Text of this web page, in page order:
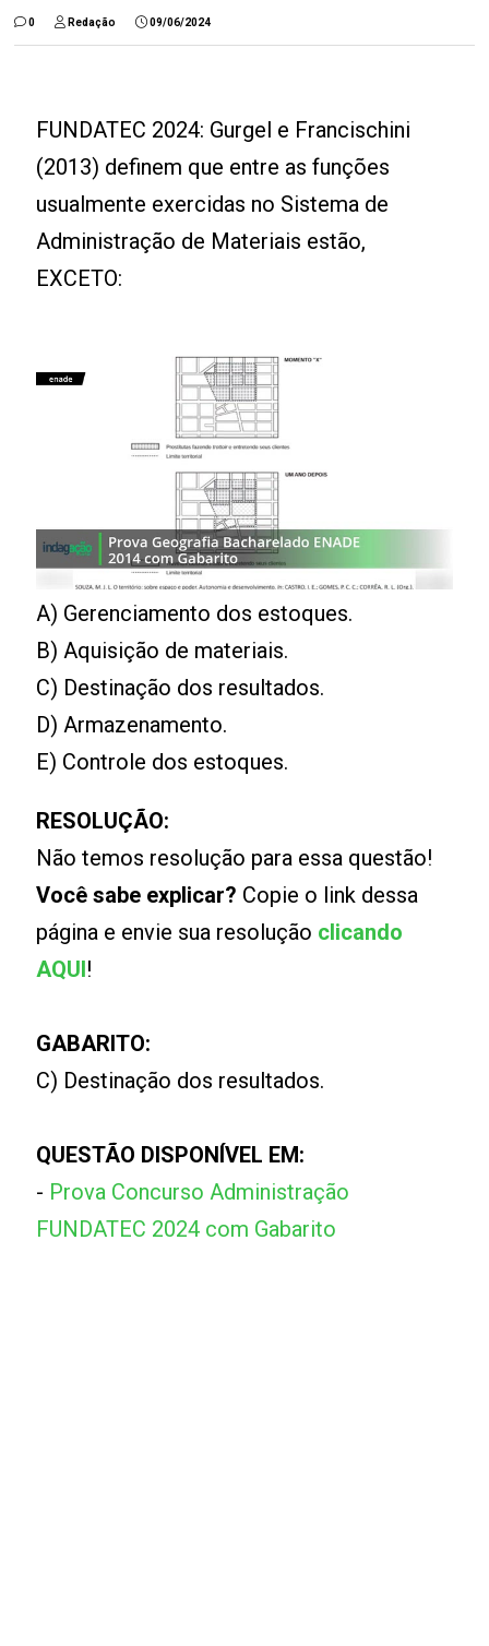
0 Redação 09/06/2024
FUNDATEC 2024: Gurgel e Francischini
(2013) definem que entre as funções
usualmente exercidas no Sistema de
Administração de Materiais estão,
EXCETO:
A) Gerenciamento dos estoques.
B) Aquisição de materiais.
C) Destinação dos resultados.
D) Armazenamento.
E) Controle dos estoques.
RESOLUÇÃO:
Não temos resolução para essa questão!
Você sabe explicar? Copie o link dessa
página e envie sua resolução clicando
AQUI!
GABARITO:
C) Destinação dos resultados.
QUESTÃO DISPONÍVEL EM:
- Prova Concurso Administração
FUNDATEC 2024 com Gabarito